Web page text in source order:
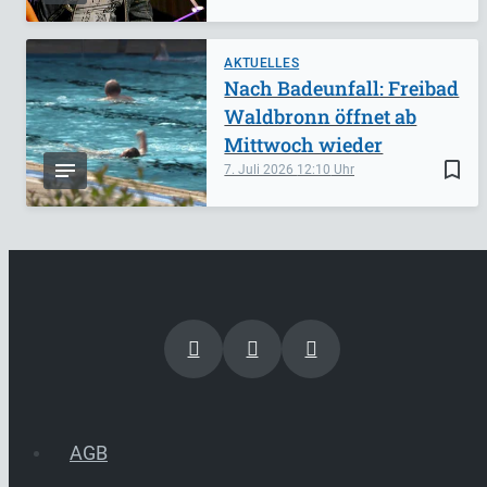
AKTUELLES
bookmark_border
7. Juli 2026 12:10
Nach Badeunfall: Freibad
Waldbronn öffnet ab
Mittwoch wieder
AGB